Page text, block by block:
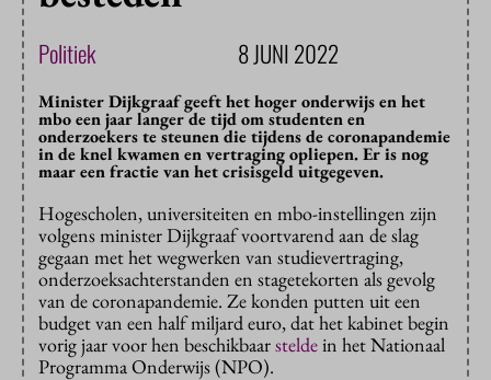
Politiek 8 JUNI 2022
Minister Dijkgraaf geeft het hoger onderwijs en het
mbo een jaar langer de tijd om studenten en
onderzoekers te steunen die tijdens de coronapandemie
in de knel kwamen en vertraging opliepen. Er is nog
maar een fractie van het crisisgeld uitgegeven.
Hogescholen, universiteiten en mbo-instellingen zijn
volgens minister Dijkgraaf voortvarend aan de slag
gegaan met het wegwerken van studievertraging,
onderzoeksachterstanden en stagetekorten als gevolg
van de coronapandemie. Ze konden putten uit een
budget van een half miljard euro, dat het kabinet begin
vorig jaar voor hen beschikbaarsteldein het Nationaal
Programma Onderwijs (NPO).